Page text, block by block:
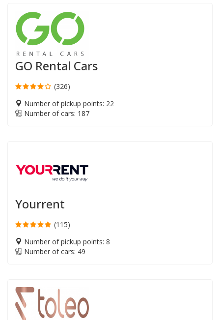
GO Rental Cars
(326)
Number of pickup points: 22
Number of cars: 187
Yourrent
(115)
Number of pickup points: 8
Number of cars: 49